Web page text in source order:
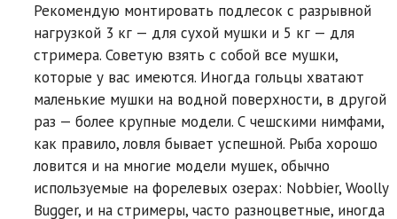
Рекомендую монтировать подлесок с разрывной
нагрузкой 3 кг — для сухой мушки и 5 кг — для
стримера. Советую взять с собой все мушки,
которые у вас имеются. Иногда гольцы хватают
маленькие мушки на водной поверхности, в другой
раз — более крупные модели. С чешскими нимфами,
как правило, ловля бывает успешной. Рыба хорошо
ловится и на многие модели мушек, обычно
используемые на форелевых озерах: Nobbier, Woolly
Bugger, и на стримеры, часто разноцветные, иногда